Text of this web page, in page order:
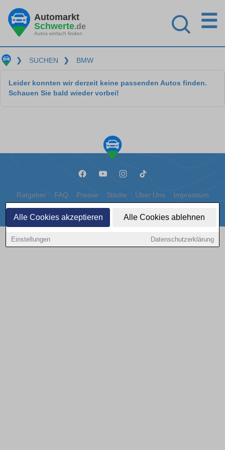
Alle Cookies akzeptieren Alle Cookies ablehnen
Einstellungen Datenschutzerklärung
Automarkt
Schwerte.de
Autos einfach finden
☰
❯ SUCHEN ❯ BMW
Leider konnten wir derzeit keine passenden Autos finden.
Schauen Sie bald wieder vorbei!
Ratgeber FAQ Presse Städte Über Uns Impressum
Datenschutz Cookies
Copyright © 2000 - 2026 | 1A Infosysteme GmbH | Content by: 1a-sites-autos